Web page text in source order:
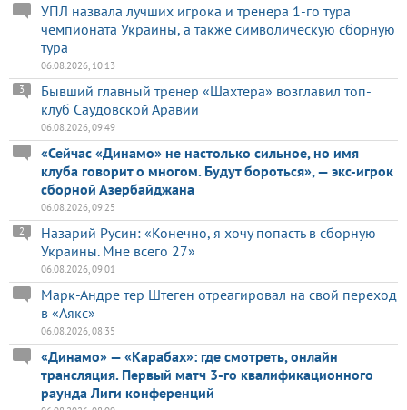
УПЛ назвала лучших игрока и тренера 1-го тура
чемпионата Украины, а также символическую сборную
тура
06.08.2026, 10:13
Бывший главный тренер «Шахтера» возглавил топ-
клуб Саудовской Аравии
3
06.08.2026, 09:49
«Сейчас «Динамо» не настолько сильное, но имя
клуба говорит о многом. Будут бороться», — экс-игрок
сборной Азербайджана
06.08.2026, 09:25
Назарий Русин: «Конечно, я хочу попасть в сборную
Украины. Мне всего 27»
2
06.08.2026, 09:01
Марк-Андре тер Штеген отреагировал на свой переход
в «Аякс»
06.08.2026, 08:35
«Динамо» — «Карабах»: где смотреть, онлайн
трансляция. Первый матч 3-го квалификационного
раунда Лиги конференций